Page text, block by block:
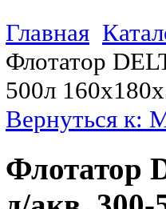
Главная
Флотатор
500л
Вернуться к:
Флотатор